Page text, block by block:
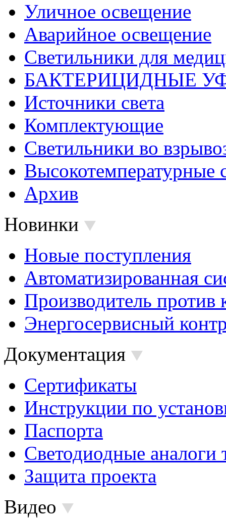
Уличное освещение
Аварийное освещение
Светильники для
БАКТЕРИЦИДНЫЕ
Источники света
Комплектующие
Светильники во
Высокотемпературные
Архив
Новинки
Новые поступления
Автоматизированная
Производитель против
Энергосервисный
Документация
Сертификаты
Инструкции по
Паспорта
Светодиодные аналоги
Защита проекта
Видео